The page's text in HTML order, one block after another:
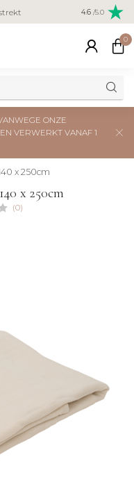
Veilig
creditcard
4.6 /5.0
0
ONZE
VERWERKT VANAF 1
x 250cm
x 250cm
(0)